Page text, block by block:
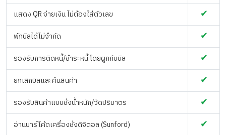
แสดง QR จ่ายเงิน ไม่ต้องใส่ตัวเลข ✔
พักบิลได้ไม่จำกัด ✔
รองรับการติดหนี้/ชำระหนี้ โดยผูกกับบิล ✔
ยกเลิกบิลและคืนสินค้า ✔
รองรับสินค้าแบบชั่งน้ำหนัก/วัดปริมาตร ✔
อ่านบาร์โค้ดเครื่องชั่งดิจิตอล (Sunford) ✔